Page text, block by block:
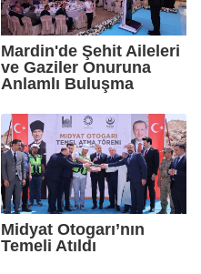
Mardin'de Şehit Aileleri
ve Gaziler Onuruna
Anlamlı Buluşma
Midyat Otogarı’nın
Temeli Atıldı